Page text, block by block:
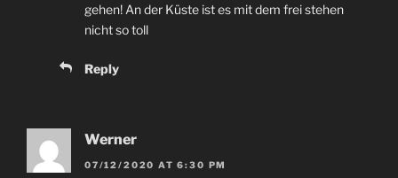
gehen! An der Küste ist es mit dem frei stehen
nicht so toll
Reply
Werner
07/12/2020 AT 6:30 PM